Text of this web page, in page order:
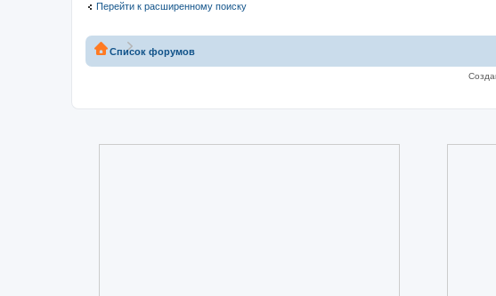
Перейти к расширенному поиску
Список форумов